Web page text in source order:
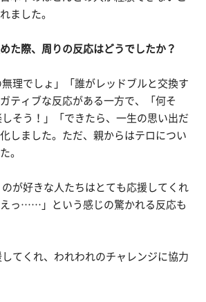
ました。
た際、周りの反応はどうでしたか？
理でしょ」「誰がレッドブルと交換す
ティブな反応がある一方で、「何そ
そう！」「できたら、一生の思い出だ
しました。ただ、親からはテロについ
。
が好きな人たちはとても応援してくれ
っ……」という感じの驚かれる反応も
てくれ、われわれのチャレンジに協力